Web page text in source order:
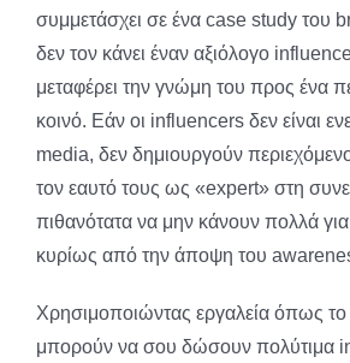
συμμετάσχει σε ένα case study του
δεν τον κάνει έναν αξιόλογο
μεταφέρει την γνώμη του προς ένα
κοινό. Εάν οι influencers δεν είναι
media, δεν δημιουργούν
τον εαυτό τους ως «expert» στη
πιθανότατα να μην κάνουν πολλά
κυρίως από την άποψη του
Χρησιμοποιώντας εργαλεία όπως
μπορούν να σου δώσουν πολύτιμα